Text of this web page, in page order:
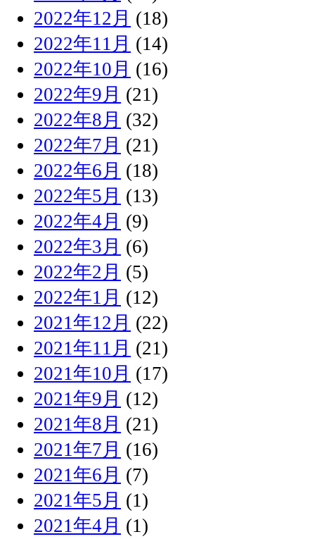
2022年12月 (18)
2022年11月 (14)
2022年10月 (16)
2022年9月 (21)
2022年8月 (32)
2022年7月 (21)
2022年6月 (18)
2022年5月 (13)
2022年4月 (9)
2022年3月 (6)
2022年2月 (5)
2022年1月 (12)
2021年12月 (22)
2021年11月 (21)
2021年10月 (17)
2021年9月 (12)
2021年8月 (21)
2021年7月 (16)
2021年6月 (7)
2021年5月 (1)
2021年4月 (1)